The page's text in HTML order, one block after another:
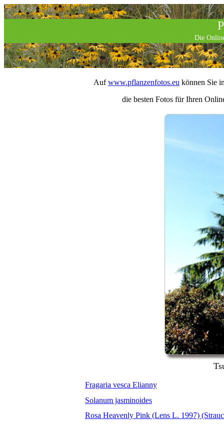
Die
Aufwww.pflanzenfotos.eu können Sie
die besten Fotos für Ihren
Fragaria vesca Elianny
Solanum jasminoides
Rosa Heavenly Pink (Lens L. 1997)